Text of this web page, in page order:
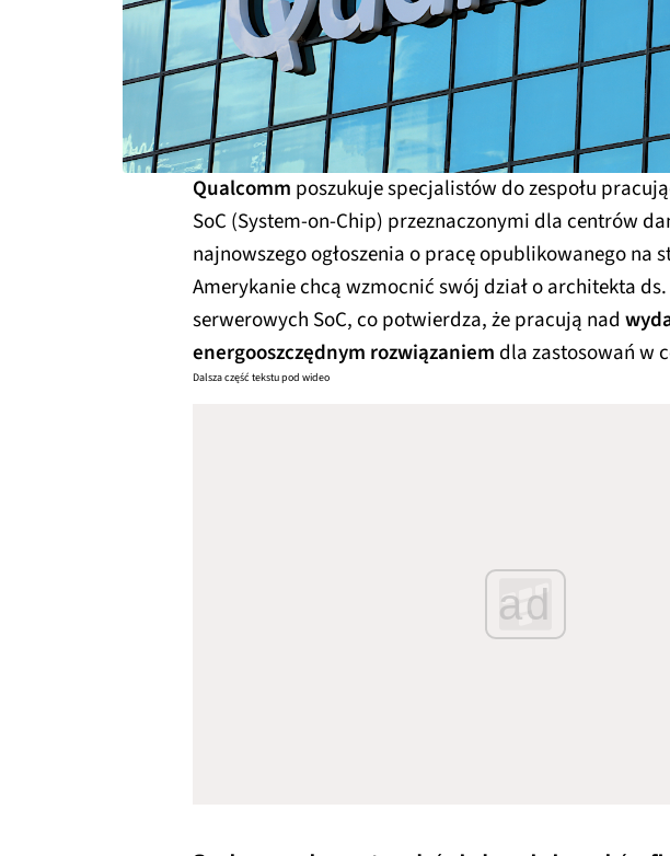
Qualcomm poszukuje specjalistów do zespołu
SoC (System-on-Chip) przeznaczonymi dla centrów
najnowszego ogłoszenia o pracę opublikowanego na
Amerykanie chcą wzmocnić swój dział o architekta
serwerowych SoC, co potwierdza, że pracują nad
energooszczędnym rozwiązaniem dla zastosowań w
Dalsza część tekstu pod wideo
ad